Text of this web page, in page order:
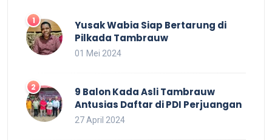
Yusak Wabia Siap Bertarung di
Pilkada Tambrauw
01 Mei 2024
9 Balon Kada Asli Tambrauw
Antusias Daftar di PDI Perjuangan
27 April 2024